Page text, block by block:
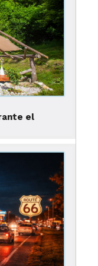
del
para
gran
distancia
explorar
dramáticas
el